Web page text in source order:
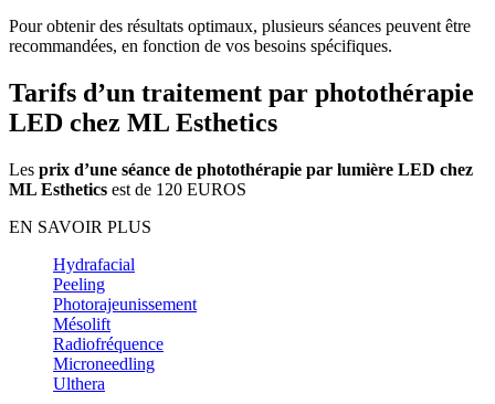
Pour obtenir des résultats optimaux, plusieurs séances peuvent être
recommandées, en fonction de vos besoins spécifiques.
Tarifs d’un traitement par photothérapie
LED chez ML Esthetics
Les prix d’une séance de photothérapie par lumière LED chez
ML Esthetics est de 120 EUROS
EN SAVOIR PLUS
Hydrafacial
Peeling
Photorajeunissement
Mésolift
Radiofréquence
Microneedling
Ulthera